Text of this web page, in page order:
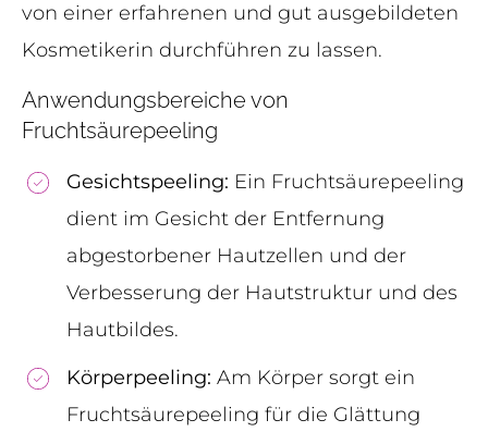
von einer erfahrenen und gut ausgebildeten
Kosmetikerin durchführen zu lassen.
Anwendungsbereiche von
Fruchtsäurepeeling
Gesichtspeeling: Ein Fruchtsäurepeeling
dient im Gesicht der Entfernung
abgestorbener Hautzellen und der
Verbesserung der Hautstruktur und des
Hautbildes.
Körperpeeling: Am Körper sorgt ein
Fruchtsäurepeeling für die Glättung